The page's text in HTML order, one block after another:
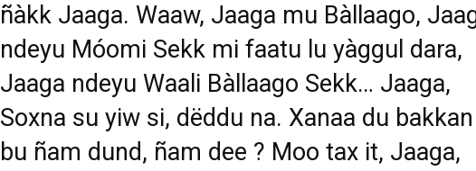
ñàkk Jaaga. Waaw, Jaaga mu Bàllaago,
ndeyu Móomi Sekk mi faatu lu yàggul dara,
Jaaga ndeyu Waali Bàllaago Sekk… Jaaga,
Soxna su yiw si, dëddu na. Xanaa du bakkan
bu ñam dund, ñam dee ? Moo tax it, Jaaga,